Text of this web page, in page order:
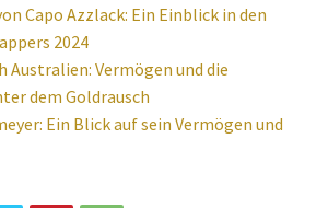
Capo Azzlack: Ein Einblick in den
2024
Australien: Vermögen und die
dem Goldrausch
Ein Blick auf sein Vermögen und